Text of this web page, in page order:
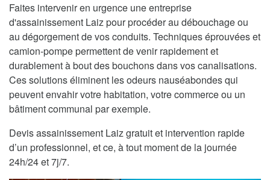
Faites intervenir en urgence une entreprise
d'assainissement Laiz pour procéder au débouchage ou
au dégorgement de vos conduits. Techniques éprouvées et
camion-pompe permettent de venir rapidement et
durablement à bout des bouchons dans vos canalisations.
Ces solutions éliminent les odeurs nauséabondes qui
peuvent envahir votre habitation, votre commerce ou un
bâtiment communal par exemple.
Devis assainissement Laiz gratuit et intervention rapide
d’un professionnel, et ce, à tout moment de la journée
24h/24 et 7j/7.